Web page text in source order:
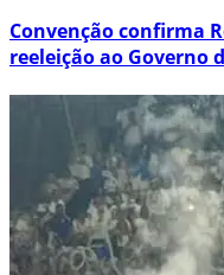
Convenção confirma
reeleição ao Governo